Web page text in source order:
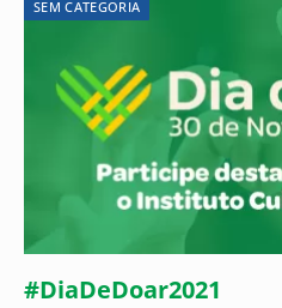
SEM CATEGORIA
#DiaDeDoar2021